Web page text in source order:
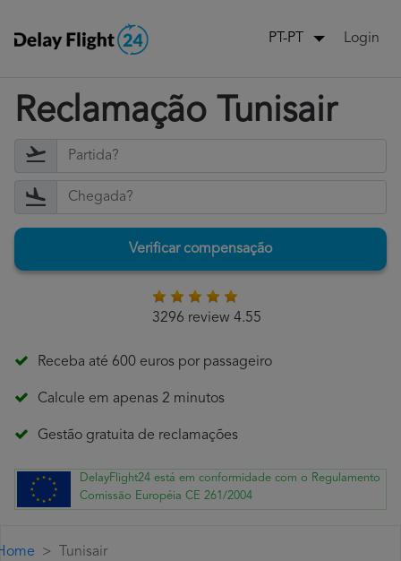
PT-PT Login
Reclamação Tunisair
Verificar compensação
3296 review 4.55
Receba até 600 euros por passageiro
Calcule em apenas 2 minutos
Gestão gratuita de reclamações
DelayFlight24 está em conformidade com o Regulamento
Comissão Européia CE 261/2004
Tunisair